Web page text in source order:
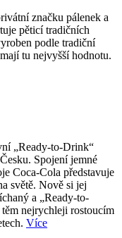
značku pálenek a
pěticí tradičních
podle tradiční
tu nejvyšší hodnotu.
„Ready-to-Drink“
Spojení jemné
Coca-Cola představuje
světě. Nově si jej
a „Ready-to-
nejrychleji rostoucím
Více